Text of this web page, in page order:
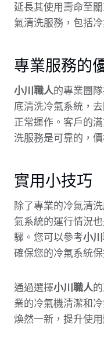
延長其使用壽命至關
氣清洗服務，包括
專業服務的
小川職人的專業團
底清洗冷氣系統，
正常運作。客戶的滿
洗服務是可靠的，
實用小技巧
除了專業的冷氣清
氣系統的運行情況
驟。您可以參考小
確保您的冷氣系統保
通過選擇小川職人
業的冷氣機清潔和
煥然一新，提升使用